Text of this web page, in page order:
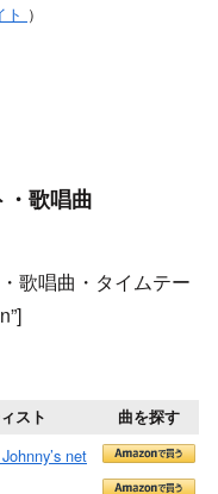
ト ）
歌唱曲
歌唱曲・タイムテー
スト 曲を探す
Johnny’s net